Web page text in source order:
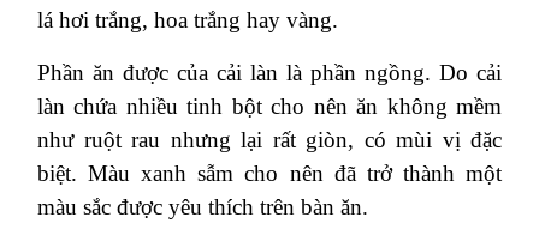
lá hơi trắng, hoa trắng hay vàng.
Phần ăn được của cải làn là phần ngồng. Do cải
làn chứa nhiều tinh bột cho nên ăn không mềm
như ruột rau nhưng lại rất giòn, có mùi vị đặc
biệt. Màu xanh sẫm cho nên đã trở thành một
màu sắc được yêu thích trên bàn ăn.